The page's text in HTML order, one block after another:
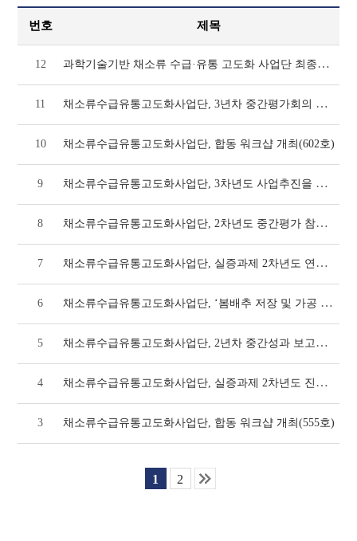
번호 제목
12 과학기술기반 채소류 수급·유통 고도화 사업단 최종보고서
11 채소류수급유통고도화사업단, 3년차 중간평가회의 개최(621호)
10 채소류수급유통고도화사업단, 합동 워크샵 개최(602호)
9 채소류수급유통고도화사업단, 3차년도 사업추진을 위한 정책협의회 개최(591호)
8 채소류수급유통고도화사업단, 2차년도 중간평가 참석(587호)
7 채소류수급유통고도화사업단, 실증과제 2차년도 연차평가 개최(583호)
6 채소류수급유통고도화사업단, ‘봄배추 저장 및 가공 기술이전 및 현장 확산
5 채소류수급유통고도화사업단, 2년차 중간성과 보고회 참석(579호)
4 채소류수급유통고도화사업단, 실증과제 2차년도 진도관리 및 중간점검회의 (571호)
3 채소류수급유통고도화사업단, 합동 워크샵 개최(555호)
1 2